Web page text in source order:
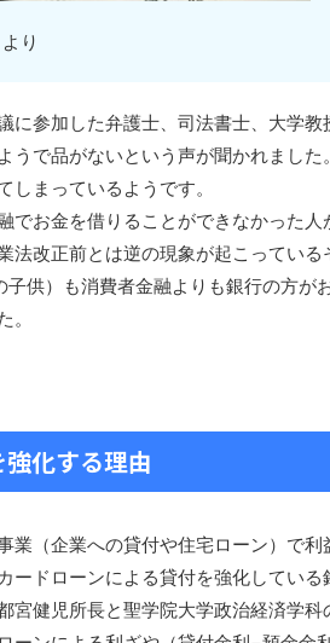
り
に参加した弁護士、司法書士、大学
うで品がないという声が聞かれまし
しまっているようです。
でお金を借りることができなかった人
法改正前とは逆の現象が起こってい
供）も消費者金融よりも銀行の方が
化する理由
業（企業への貸付や住宅ローン）で利
ードローンによる貸付を強化している
宮健児所長と聖学院大学政治経済学科